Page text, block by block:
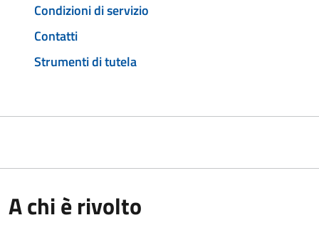
Condizioni di servizio
Contatti
Strumenti di tutela
A chi è rivolto